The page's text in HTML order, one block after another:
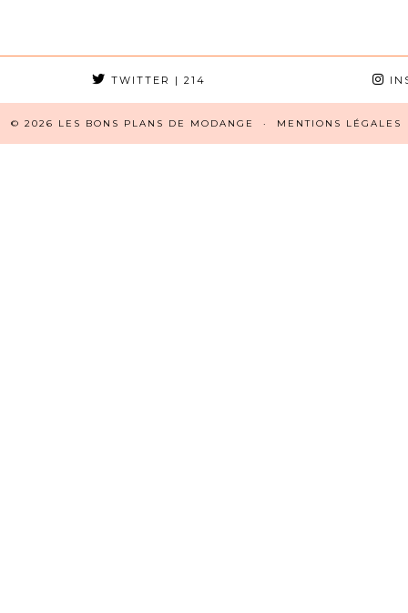
TWITTER | 214
© 2026 LES BONS PLANS DE MODANGE MENTIONS LÉGALES